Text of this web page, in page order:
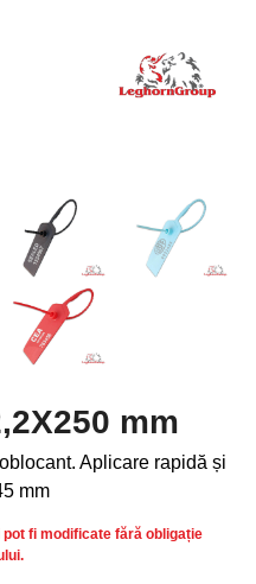
mm
Aplicare rapidă și
mm
fi modificate fără obligație